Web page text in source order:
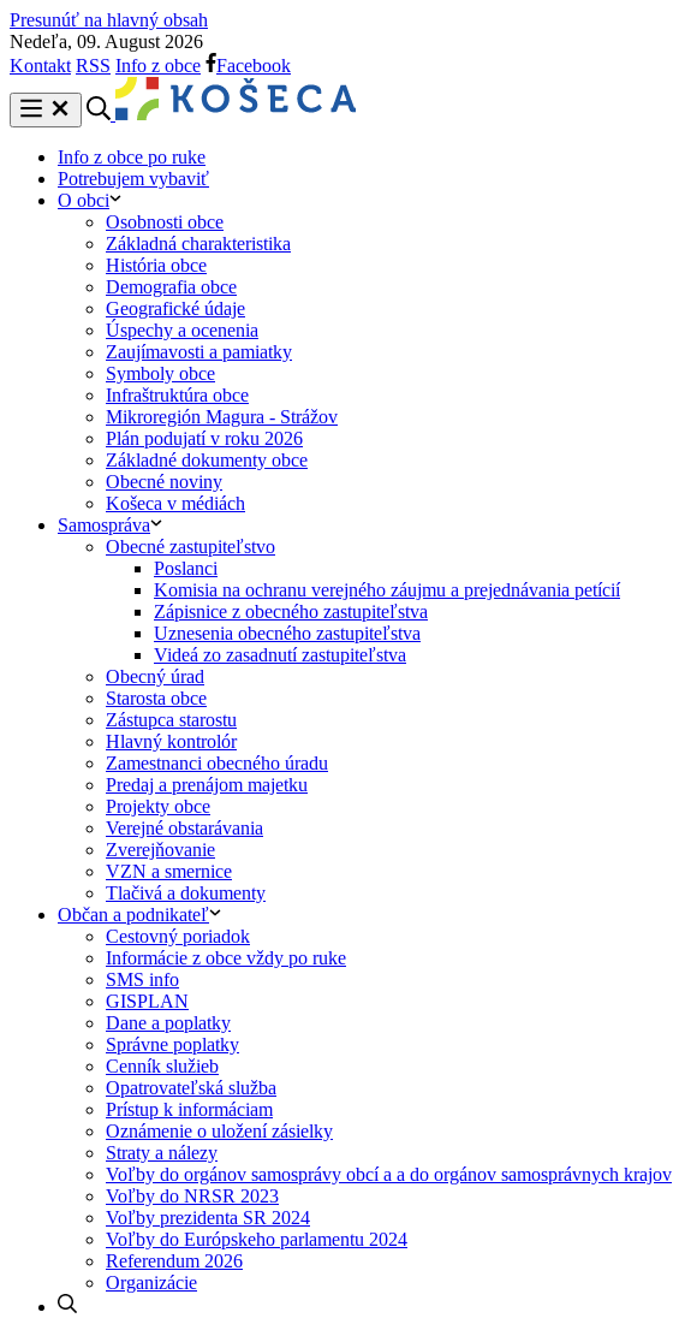
Presunúť na hlavný obsah
Nedeľa, 09. August 2026
Kontakt RSS Info z obce Facebook
Info z obce po ruke
Potrebujem vybaviť
O obci
Osobnosti obce
Základná charakteristika
História obce
Demografia obce
Geografické údaje
Úspechy a ocenenia
Zaujímavosti a pamiatky
Symboly obce
Infraštruktúra obce
Mikroregión Magura - Strážov
Plán podujatí v roku 2026
Základné dokumenty obce
Obecné noviny
Košeca v médiách
Samospráva
Obecné zastupiteľstvo
Poslanci
Komisia na ochranu verejného záujmu a prejednávania petícií
Zápisnice z obecného zastupiteľstva
Uznesenia obecného zastupiteľstva
Videá zo zasadnutí zastupiteľstva
Obecný úrad
Starosta obce
Zástupca starostu
Hlavný kontrolór
Zamestnanci obecného úradu
Predaj a prenájom majetku
Projekty obce
Verejné obstarávania
Zverejňovanie
VZN a smernice
Tlačivá a dokumenty
Občan a podnikateľ
Cestovný poriadok
Informácie z obce vždy po ruke
SMS info
GISPLAN
Dane a poplatky
Správne poplatky
Cenník služieb
Opatrovateľská služba
Prístup k informáciam
Oznámenie o uložení zásielky
Straty a nálezy
Voľby do orgánov samosprávy obcí a a do orgánov samosprávnych krajov
Voľby do NRSR 2023
Voľby prezidenta SR 2024
Voľby do Európskeho parlamentu 2024
Referendum 2026
Organizácie